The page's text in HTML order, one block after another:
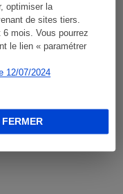
optimiser la
de sites tiers.
mois. Vous pourrez
le lien « paramétrer
12/07/2024
CoffeeB (vidéo)